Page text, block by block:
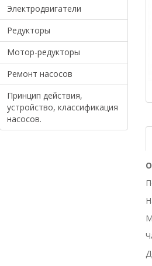
Электродвигатели
Редукторы
Мотор-редукторы
Ремонт насосов
Принцип действия,
устройство, классификация
насосов.